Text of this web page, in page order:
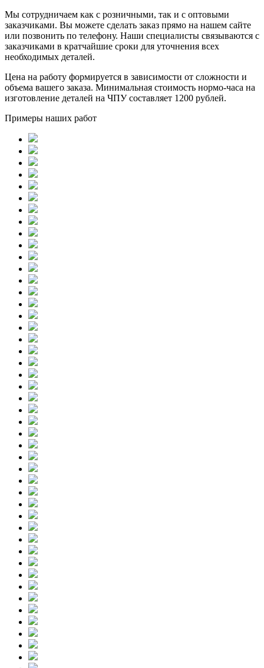
Мы сотрудничаем как с розничными, так и с оптовыми
заказчиками. Вы можете сделать заказ прямо на нашем сайте
или позвонить по телефону. Наши специалисты связываются с
заказчиками в кратчайшие сроки для уточнения всех
необходимых деталей.
Цена на работу формируется в зависимости от сложности и
объема вашего заказа. Минимальная стоимость нормо-часа на
изготовление деталей на ЧПУ составляет 1200 рублей.
Примеры наших работ